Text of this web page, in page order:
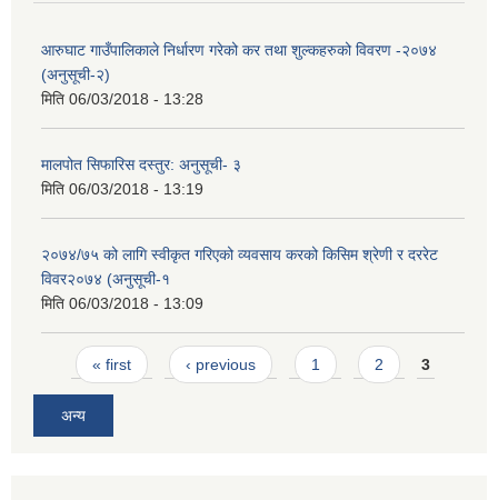
आरुघाट गाउँपालिकाले निर्धारण गरेको कर तथा शुल्कहरुको विवरण -२०७४
(अनुसूची-२)
मिति 06/03/2018 - 13:28
मालपोत सिफारिस दस्तुर: अनुसूची- ३
मिति 06/03/2018 - 13:19
२०७४/७५ को लागि स्वीकृत गरिएको व्यवसाय करको किसिम श्रेणी र दररेट
विवर२०७४ (अनुसूची-१
मिति 06/03/2018 - 13:09
Pages
« first ‹ previous 1 2 3
अन्य